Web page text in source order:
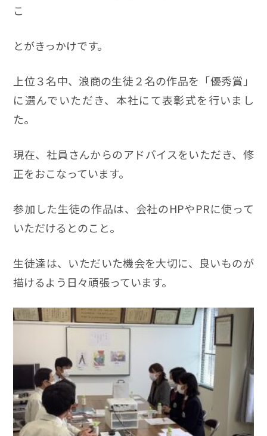
こ
とがきっかけです。
上位３名中、浪商の生徒２名の作品を「優秀賞」
に選んでいただき、本社にて表彰式を行いまし
た。
現在、社員さんからのアドバイスをいただき、修
正をおこなっています。
参加した生徒の作品は、会社のHPやPRに使って
いただけるとのこと。
生徒達は、いただいた機会を大切に、良いものが
描けるよう日々頑張っています。